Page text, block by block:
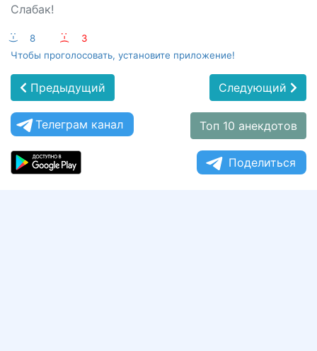
Слабак!
:-) 8 :-(
3
Чтобы проголосовать, установите приложение!
Предыдущий Следующий
Телеграм канал Топ 10 анекдотов
Поделиться